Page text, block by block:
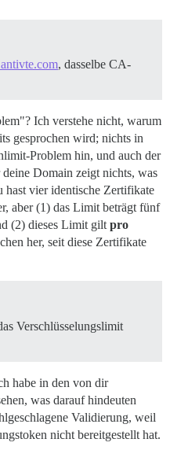
, dasselbe CA-
Ich verstehe nicht, warum
gesprochen wird; nichts in
Problem hin, und auch der
Domain zeigt nichts, was
hast vier identische Zertifikate
aber (1) das Limit beträgt fünf
(2) dieses Limit gilt pro
her, seit diese Zertifikate
Verschlüsselungslimit
habe in den von dir
was darauf hindeuten
Validierung, weil
nicht bereitgestellt hat.